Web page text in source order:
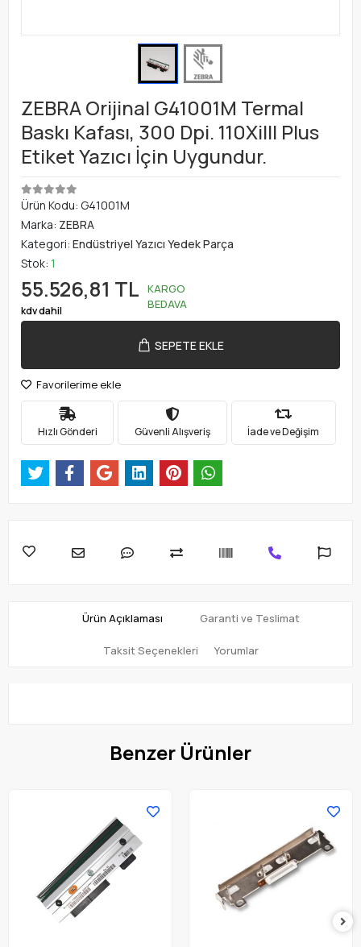
ZEBRA Orijinal G41001M Termal
Baskı Kafası, 300 Dpi. 110XiIII Plus
Etiket Yazıcı İçin Uygundur.
Ürün Kodu: G41001M
Marka: ZEBRA
Kategori: Endüstriyel Yazıcı Yedek Parça
Stok: 1
55.526,81 TL
kdv dahil
KARGO
BEDAVA
SEPETE EKLE
Favorilerime ekle
Hızlı Gönderi Güvenli Alışveriş İade ve Değişim
Ürün Açıklaması Garanti ve Teslimat
Taksit Seçenekleri Yorumlar
Benzer Ürünler